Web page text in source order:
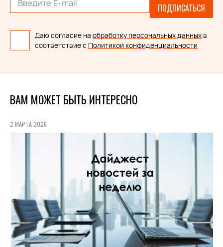
ПОДПИСАТЬСЯ
Даю согласие на обработку персональных данных в
соответствие с Политикой конфиденциальности
ВАМ МОЖЕТ БЫТЬ ИНТЕРЕСНО
2 МАРТА 2026